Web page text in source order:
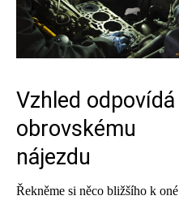
Vzhled odpovídá
obrovskému
nájezdu
Řekněme si něco bližšího k oné